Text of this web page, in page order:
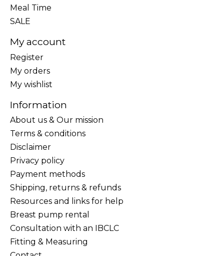
Meal Time
SALE
My account
Register
My orders
My wishlist
Information
About us & Our mission
Terms & conditions
Disclaimer
Privacy policy
Payment methods
Shipping, returns & refunds
Resources and links for help
Breast pump rental
Consultation with an IBCLC
Fitting & Measuring